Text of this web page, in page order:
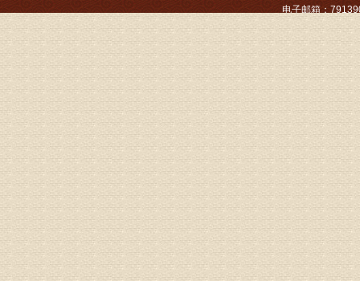
姓名：
病情描
专家回
病情描
专家回
物灌注
由于你
来院就
姓名：
病情描
电子邮箱：